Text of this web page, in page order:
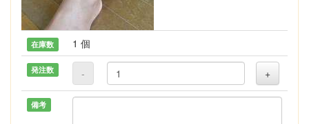
在庫数 1 個
発注数 - +
備考